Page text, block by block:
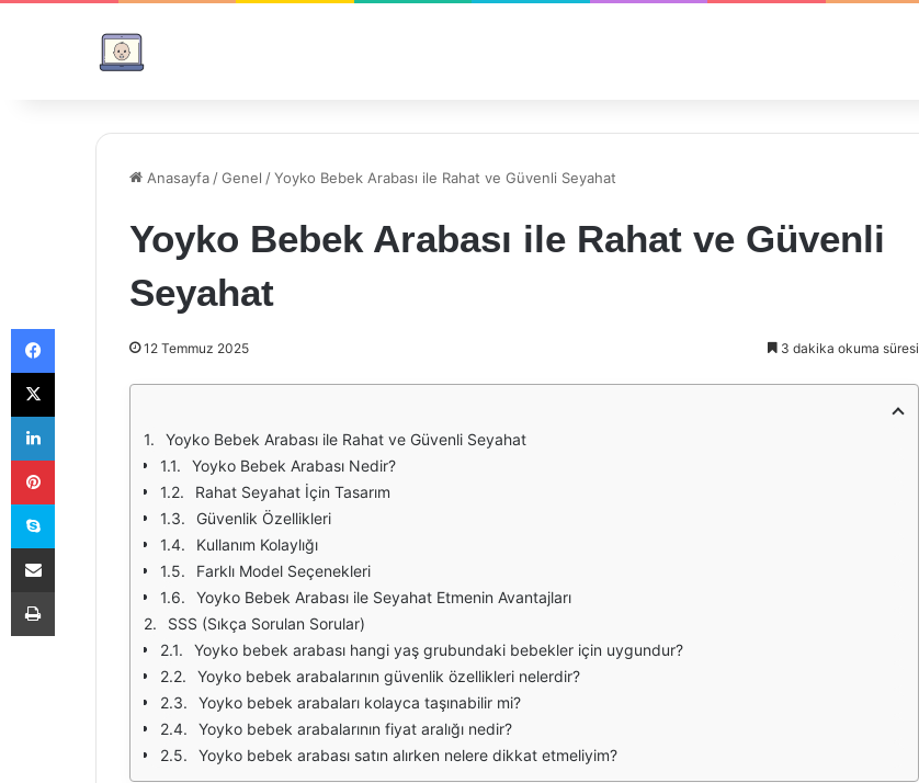
Anasayfa /Genel /Yoyko Bebek Arabası ile Rahat ve Güvenli Seyahat
Yoyko Bebek Arabası ile Rahat ve Güvenli
Seyahat
12 Temmuz 2025 3 dakika okuma süresi
Yoyko Bebek Arabası ile Rahat ve Güvenli Seyahat
Yoyko Bebek Arabası Nedir?
Rahat Seyahat İçin Tasarım
Güvenlik Özellikleri
Kullanım Kolaylığı
Farklı Model Seçenekleri
Yoyko Bebek Arabası ile Seyahat Etmenin Avantajları
SSS (Sıkça Sorulan Sorular)
Yoyko bebek arabası hangi yaş grubundaki bebekler için uygundur?
Yoyko bebek arabalarının güvenlik özellikleri nelerdir?
Yoyko bebek arabaları kolayca taşınabilir mi?
Yoyko bebek arabalarının fiyat aralığı nedir?
Yoyko bebek arabası satın alırken nelere dikkat etmeliyim?
Facebook
X
LinkedIn
Pinterest
Skype
E-Posta ile paylaş